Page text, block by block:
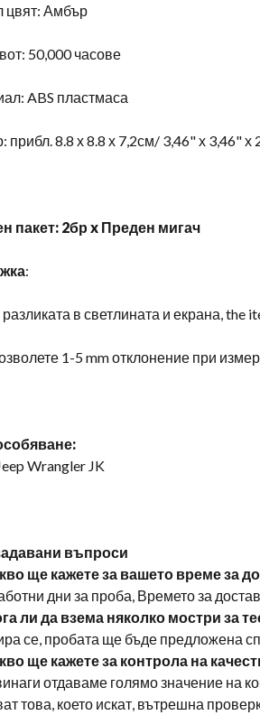
цвят: Амбър
50,000 часове
ABS пластмаса
прибл. 8.8 х 8.8 х 7,2см/ 3,46" х 3,46" х
пакет: 2бр x Преден мигач
:
в светлината и екрана,the
1-5 mm отклонение при
Wrangler JK
въпроси
ще кажете за вашето време за
дни за проба, Времето за
ли да взема няколко мостри за
се, пробата ще бъде предложена
ще кажете за контрола на
отдаваме голямо значение на
това, което искат, вътрешна